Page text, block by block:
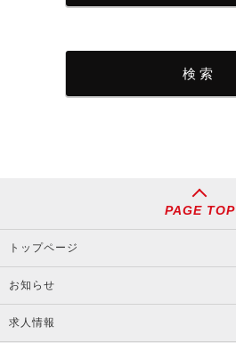
PAGE TOP
トップページ
お知らせ
求人情報